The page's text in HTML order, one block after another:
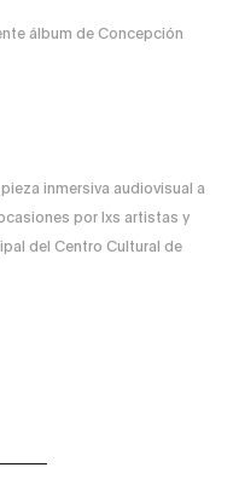
álbum de Concepción
pieza inmersiva audiovisual a
por lxs artistas y
del Centro Cultural de